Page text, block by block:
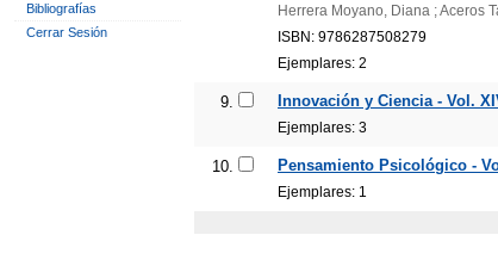
Bibliografías
Cerrar Sesión
Herrera Moyano, Diana ; Aceros
ISBN: 9786287508279
Ejemplares: 2
9. Innovación y Ciencia - Vol.
Ejemplares: 3
10. Pensamiento Psicológico -
Ejemplares: 1